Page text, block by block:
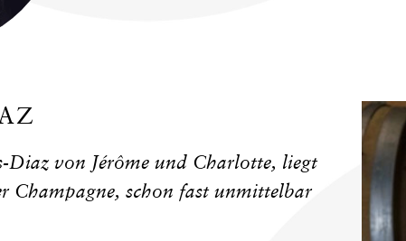
Diaz von Jérôme und Charlotte, liegt
Champagne, schon fast unmittelbar